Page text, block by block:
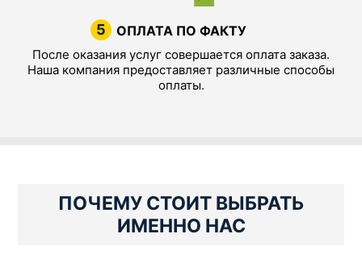
5 ОПЛАТА ПО ФАКТУ
После оказания услуг совершается оплата заказа.
Наша компания предоставляет различные способы
оплаты.
ПОЧЕМУ СТОИТ ВЫБРАТЬ
ИМЕННО НАС